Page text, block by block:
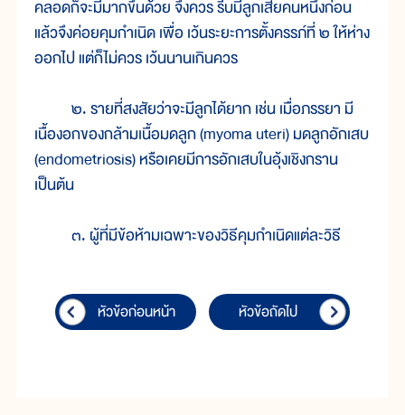
คลอดก็จะมีมากขึ้นด้วย จึงควร รีบมีลูกเสียคนหนึ่งก่อน
แล้วจึงค่อยคุมกำเนิด เพื่อ เว้นระยะการตั้งครรภ์ที่ ๒ ให้ห่าง
ออกไป แต่ก็ไม่ควร เว้นนานเกินควร
๒. รายที่สงสัยว่าจะมีลูกได้ยาก เช่น เมื่อภรรยา มี
เนื้องอกของกล้ามเนื้อมดลูก (myoma uteri) มดลูกอักเสบ
(endometriosis) หรือเคยมีการอักเสบในอุ้งเชิงกราน
เป็นต้น
๓. ผู้ที่มีข้อห้ามเฉพาะของวิธีคุมกำเนิดแต่ละวิธี
หัวข้อก่อนหน้า หัวข้อถัดไป